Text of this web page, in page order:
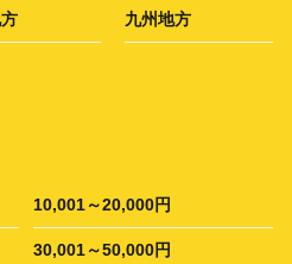
九州地方
10,001～20,000円
30,001～50,000円